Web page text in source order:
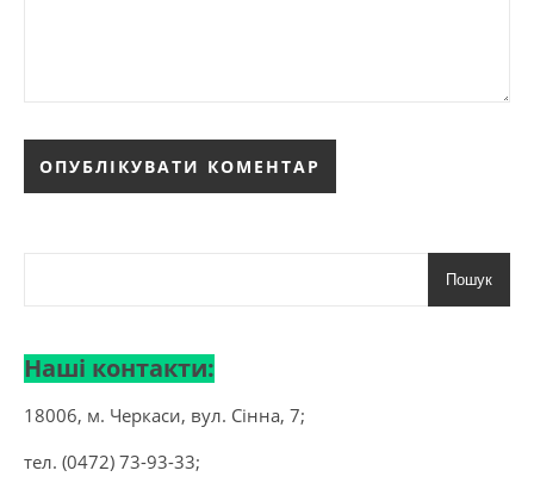
Пошук
Наші контакти:
18006, м. Черкаси, вул. Сінна, 7;
тел. (0472) 73-93-33;